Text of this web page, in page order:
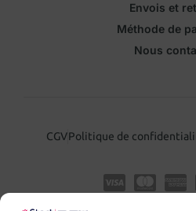
Envois et
Méthode de
Nous
CGVPolitique de